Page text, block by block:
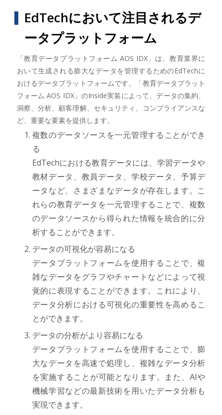
EdTechにおいて注目されるデ
ータプラットフォーム
「教育データプラットフォーム AOS IDX」は、教育業界に
おいて生成される膨大なデータを管理するためのEdTechに
おけるデータプラットフォームです。「教育データプラット
フォーム AOS IDX」のInside実装によって、データの集約、
洞察、分析、顧客理解、セキュリティ、コンプライアンスな
ど、重要な要素を提供します。
複数のデータソースを一元管理することができ
る
EdTechにおける教育データには、学習データや
教材データ、教員データ、学校データ、予算デ
ータなど、さまざまなデータが存在します。こ
れらの教育データを一元管理することで、複数
のデータソースから得られた情報を統合的に分
析することができます。
データの可視化が容易になる
データプラットフォームを使用することで、複
雑なデータをグラフやチャートなどによって視
覚的に表現することができます。これにより、
データ分析における可視化の重要性を高めるこ
とができます。
データの分析がより容易になる
データプラットフォームを使用することで、膨
大なデータを高速で処理し、複雑なデータ分析
を実施することが可能となります。また、AIや
機械学習などの最新技術を用いたデータ分析も
実現できます。